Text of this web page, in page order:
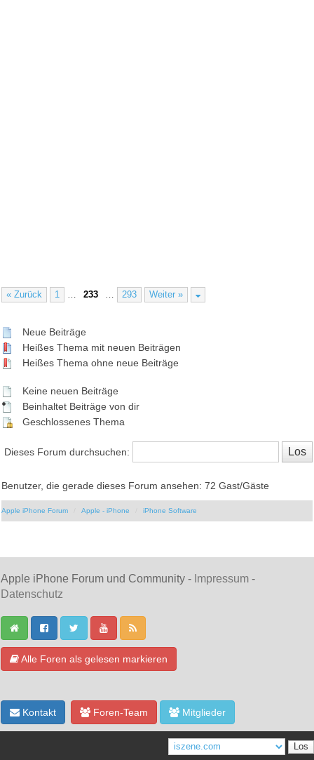
« Zurück 1 … 233 … 293 Weiter »
Neue Beiträge
Heißes Thema mit neuen Beiträgen
Heißes Thema ohne neue Beiträge
Keine neuen Beiträge
Beinhaltet Beiträge von dir
Geschlossenes Thema
Dieses Forum durchsuchen:
Benutzer, die gerade dieses Forum ansehen: 72 Gast/Gäste
Apple iPhone Forum Apple - iPhone iPhone Software
Apple iPhone Forum und Community - Impressum -
Datenschutz
Alle Foren als gelesen markieren
Kontakt Foren-Team Mitglieder